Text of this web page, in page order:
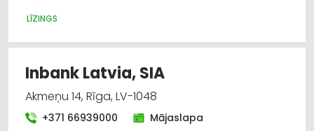
LĪZINGS
Inbank Latvia, SIA
Akmeņu 14, Rīga, LV-1048
+371 66939000 Mājaslapa